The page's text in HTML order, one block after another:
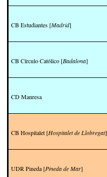
CB Estudiantes [Madrid]
CB Círculo Católico [Badalona]
CD Manresa
CB Hospitalet [Hospitalet de Llobregat]
UDR Pineda [Pineda de Mar]